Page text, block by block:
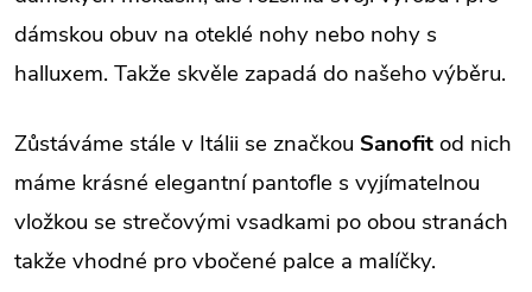
dámskou obuv na oteklé nohy nebo nohy s
halluxem. Takže skvěle zapadá do našeho výběru.
Zůstáváme stále v Itálii se značkou Sanofitod nich
máme krásné elegantní pantofle s vyjímatelnou
vložkou se strečovými vsadkami po obou stranách
takže vhodné pro vbočené palce a malíčky.